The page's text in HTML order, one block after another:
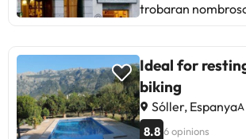
trobaran
de Sóller i el tren
són a prop. La
només 8 minuts
minuts de
públic. L'aeroport
Ideal for
biking
Sóller, Espanya
8.8 6 opinions